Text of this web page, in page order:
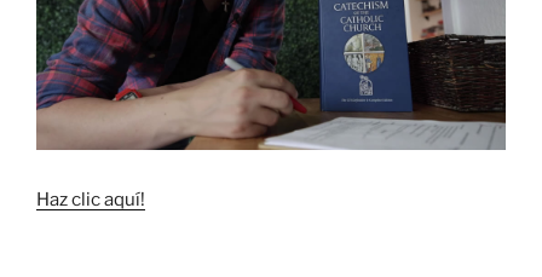
Haz clic aquí!